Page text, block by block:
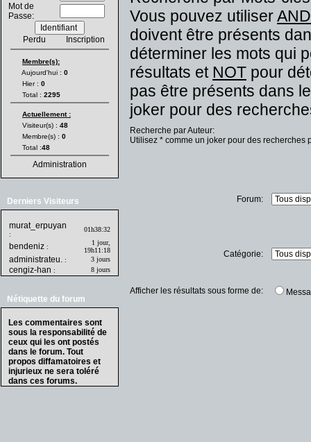
Mot de
Passe:
Perdu Inscription
Membre(s):
Aujourd'hui : 0
Hier : 0
Total : 2295
Actuellement :
Visiteur(s) : 48
Membre(s) : 0
Total :48
Administration
Derniers Visiteurs
murat_erpuyan
:
01h38:32
bendeniz :
1 jour,
19h11:18
administrateu. : 3 jours
cengiz-han : 8 jours
Nétiquette du forum
Les commentaires sont
sous la responsabilité de
ceux qui les ont postés
dans le forum. Tout
propos diffamatoires et
injurieux ne sera toléré
dans ces forums.
Vous pouvez utiliserAND
doivent être présents
déterminer les mots qui
résultats et NOT pour
pas être présents dans
joker pour des
Recherche par Auteur:
Utilisez * comme un joker pour des recherches
Forum:
Catégorie:
Afficher les résultats sous forme de: